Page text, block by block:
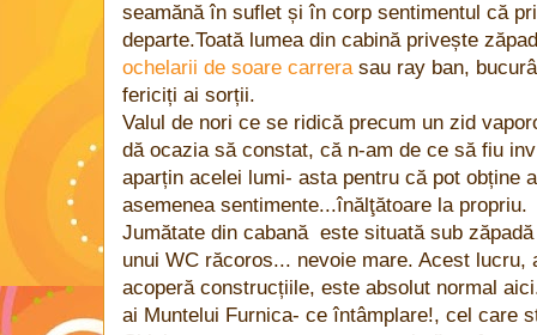
seamănă în suflet și în corp sentimentul că
departe.Toată lumea din cabină privește
ochelarii de soare carrerasau ray ban,
fericiți ai sorții.
Valul de nori ce se ridică precum un zid
dă ocazia să constat, că n-am de ce să fiu
aparțin acelei lumi- asta pentru că pot obține
asemenea sentimente...înălţătoare la propriu.
Jumătate din cabană este situată sub
unui WC răcoros... nevoie mare. Acest lucru,
acoperă construcțiile, este absolut normal
ai Muntelui Furnica- ce întâmplare!, cel care